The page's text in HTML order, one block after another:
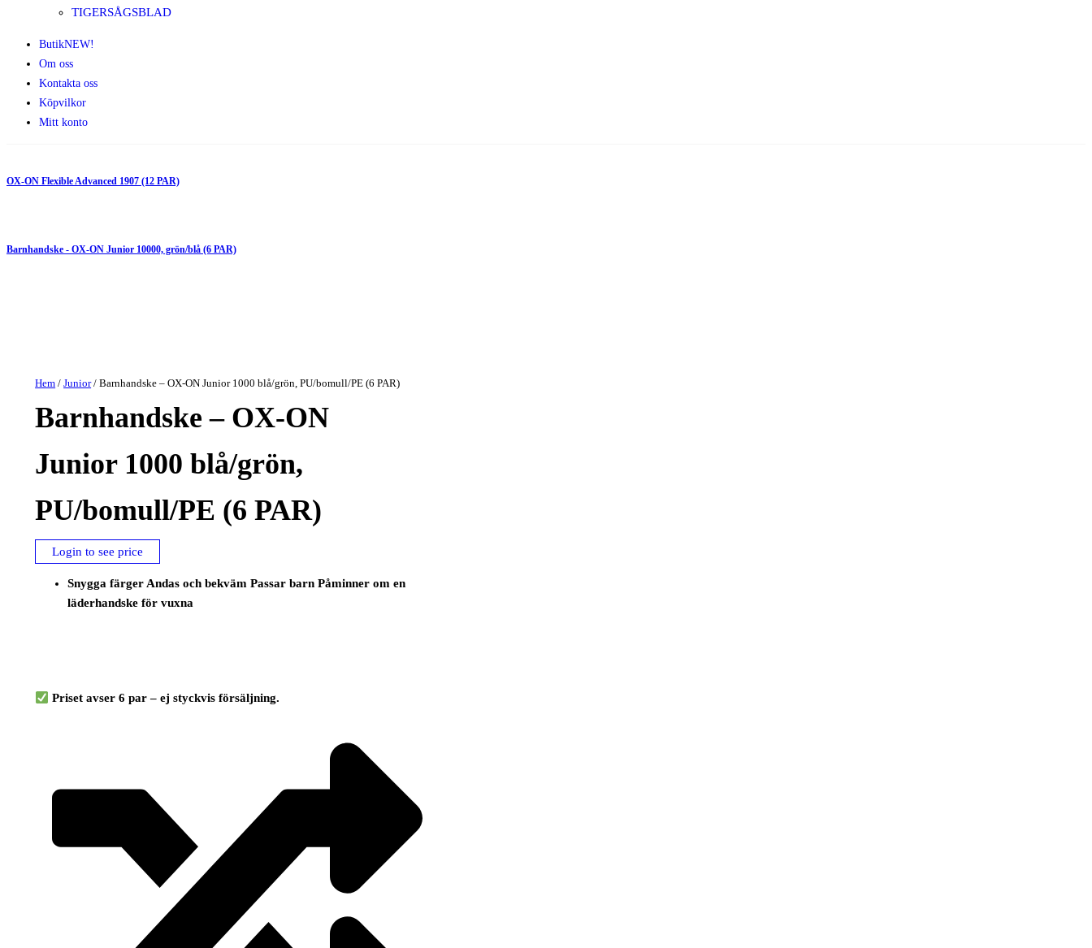
TIGERSÅGSBLAD
ButikNEW!
Om oss
Kontakta oss
Köpvilkor
Mitt konto
OX-ON Flexible Advanced 1907 (12 PAR)
Barnhandske - OX-ON Junior 10000, grön/blå (6 PAR)
Hem /Junior/ Barnhandske – OX-ON Junior 1000 blå/grön, PU/bomull/PE (6 PAR)
Barnhandske – OX-ON
Junior 1000 blå/grön,
PU/bomull/PE (6 PAR)
Login to see price
Snygga färger Andas och bekväm Passar barn Påminner om en
läderhandske för vuxna
Priset avser 6 par – ej styckvis försäljning.